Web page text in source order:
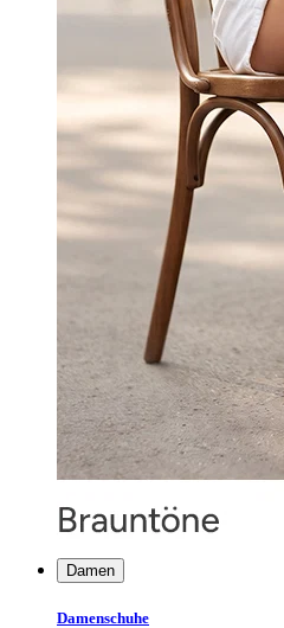
Damen
Damenschuhe